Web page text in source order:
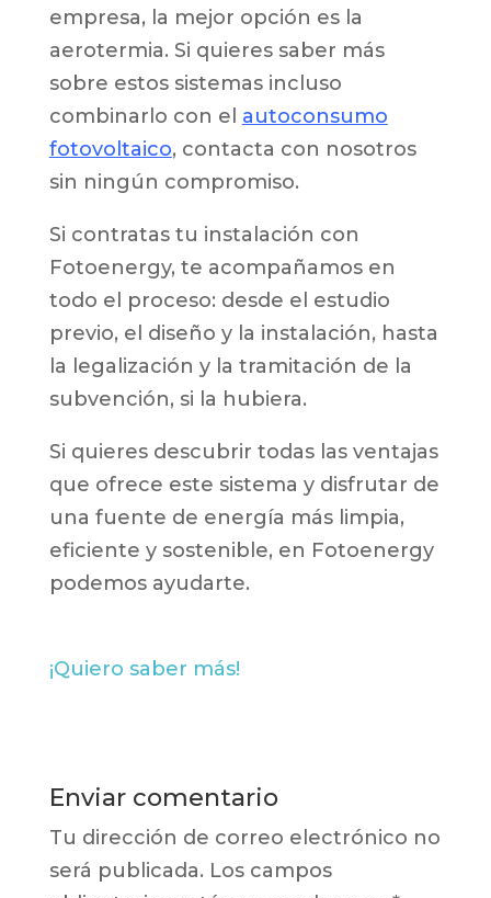
empresa, la mejor opción es la
aerotermia. Si quieres saber más
sobre estos sistemas incluso
combinarlo con el autoconsumo
fotovoltaico, contacta con nosotros
sin ningún compromiso.
Si contratas tu instalación con
Fotoenergy, te acompañamos en
todo el proceso: desde el estudio
previo, el diseño y la instalación, hasta
la legalización y la tramitación de la
subvención, si la hubiera.
Si quieres descubrir todas las ventajas
que ofrece este sistema y disfrutar de
una fuente de energía más limpia,
eficiente y sostenible, en Fotoenergy
podemos ayudarte.
¡Quiero saber más!
Enviar comentario
Tu dirección de correo electrónico no
será publicada. Los campos